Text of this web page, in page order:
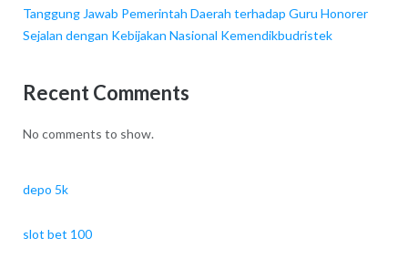
Tanggung Jawab Pemerintah Daerah terhadap Guru Honorer
Sejalan dengan Kebijakan Nasional Kemendikbudristek
Recent Comments
No comments to show.
depo 5k
slot bet 100